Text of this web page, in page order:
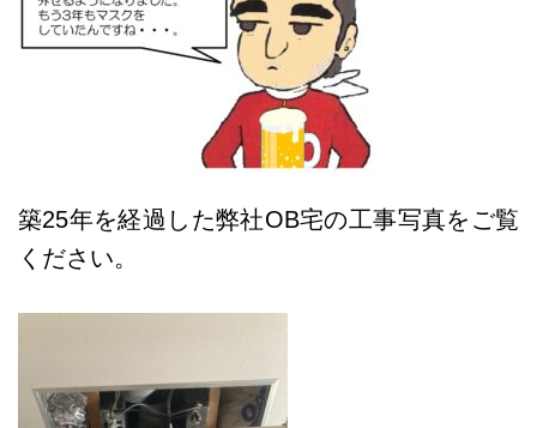
築25年を経過した弊社OB宅の工事写真をご覧
ください。